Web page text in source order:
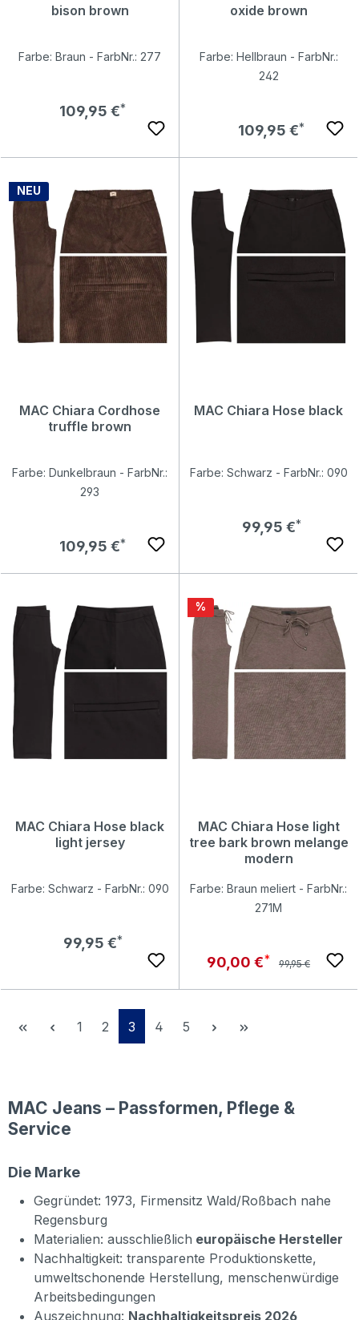
bison brown
Farbe: Braun - FarbNr.: 277
Regulärer Preis:
109,95 €
oxide brown
Farbe: Hellbraun - FarbNr.:
242
Regulärer Preis:
109,95 €
NEU
MAC Chiara Cordhose
truffle brown
Farbe: Dunkelbraun - FarbNr.:
293
Regulärer Preis:
109,95 €
MAC Chiara Hose black
Farbe: Schwarz - FarbNr.: 090
Regulärer Preis:
99,95 €
MAC Chiara Hose black
light jersey
Farbe: Schwarz - FarbNr.: 090
Regulärer Preis:
99,95 €
Rabatt
%
MAC Chiara Hose light
tree bark brown melange
modern
Farbe: Braun meliert - FarbNr.:
271M
Verkaufspreis:
90,00 € Regulärer Preis:
99,95 €
Seite
1 Seite
2 Seite
3 Seite
4 Seite
5
MAC Jeans – Passformen, Pflege &
Service
Die Marke
Gegründet: 1973, Firmensitz Wald/Roßbach nahe
Regensburg
Materialien: ausschließlich europäische Hersteller
Nachhaltigkeit: transparente Produktionskette,
umweltschonende Herstellung, menschenwürdige
Arbeitsbedingungen
Auszeichnung: Nachhaltigkeitspreis 2026